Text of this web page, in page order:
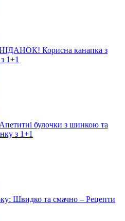
Корисна канапка з
1+1
булочки з шинкою та
з 1+1
Швидко та смачно – Рецепти